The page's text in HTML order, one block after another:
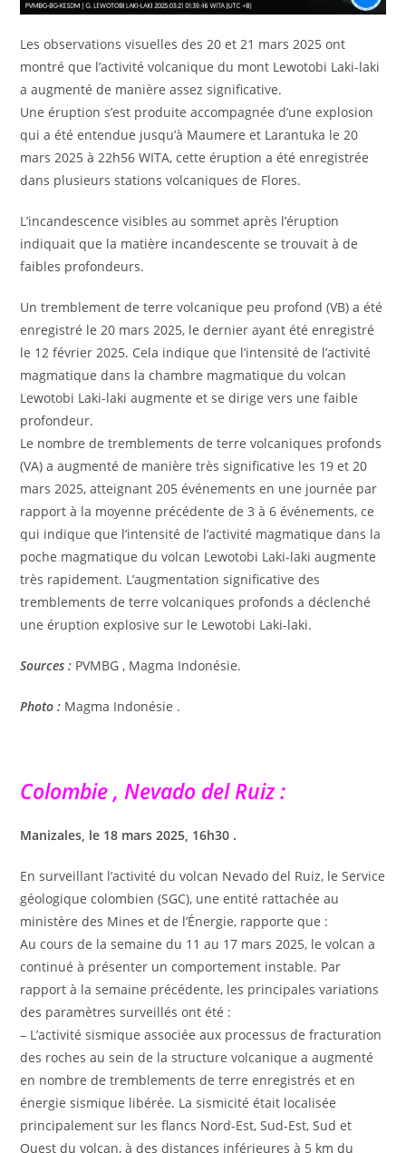
Les observations visuelles des 20 et 21 mars 2025 ont
montré que l’activité volcanique du mont Lewotobi Laki-laki
a augmenté de manière assez significative.
Une éruption s’est produite accompagnée d’une explosion
qui a été entendue jusqu’à Maumere et Larantuka le 20
mars 2025 à 22h56 WITA, cette éruption a été enregistrée
dans plusieurs stations volcaniques de Flores.
L’incandescence visibles au sommet après l’éruption
indiquait que la matière incandescente se trouvait à de
faibles profondeurs.
Un tremblement de terre volcanique peu profond (VB) a été
enregistré le 20 mars 2025, le dernier ayant été enregistré
le 12 février 2025. Cela indique que l’intensité de l’activité
magmatique dans la chambre magmatique du volcan
Lewotobi Laki-laki augmente et se dirige vers une faible
profondeur.
Le nombre de tremblements de terre volcaniques profonds
(VA) a augmenté de manière très significative les 19 et 20
mars 2025, atteignant 205 événements en une journée par
rapport à la moyenne précédente de 3 à 6 événements, ce
qui indique que l’intensité de l’activité magmatique dans la
poche magmatique du volcan Lewotobi Laki-laki augmente
très rapidement. L’augmentation significative des
tremblements de terre volcaniques profonds a déclenché
une éruption explosive sur le Lewotobi Laki-laki.
Sources : PVMBG , Magma Indonésie.
Photo : Magma Indonésie .
Colombie , Nevado del Ruiz :
Manizales, le 18 mars 2025, 16h30 .
En surveillant l’activité du volcan Nevado del Ruiz, le Service
géologique colombien (SGC), une entité rattachée au
ministère des Mines et de l’Énergie, rapporte que :
Au cours de la semaine du 11 au 17 mars 2025, le volcan a
continué à présenter un comportement instable. Par
rapport à la semaine précédente, les principales variations
des paramètres surveillés ont été :
– L’activité sismique associée aux processus de fracturation
des roches au sein de la structure volcanique a augmenté
en nombre de tremblements de terre enregistrés et en
énergie sismique libérée. La sismicité était localisée
principalement sur les flancs Nord-Est, Sud-Est, Sud et
Ouest du volcan, à des distances inférieures à 5 km du